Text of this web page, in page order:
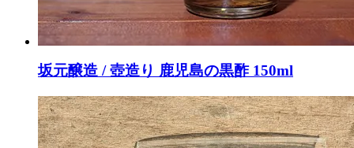
坂元醸造 / 壺造り 鹿児島の黒酢 150ml